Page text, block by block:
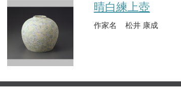
晴白練上壺
作家名 松井 康成